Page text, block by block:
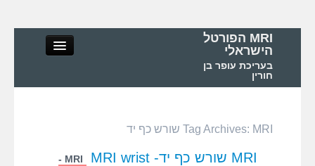
MRI הפורטל
הישראלי
בעריכת עופר בן
חורין
Tag Archives: MRI שורש כף יד
MRI שורש כף יד- MRI wrist MRI -